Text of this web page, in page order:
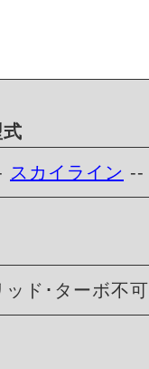
スカイライン --
ド･ターボ不可